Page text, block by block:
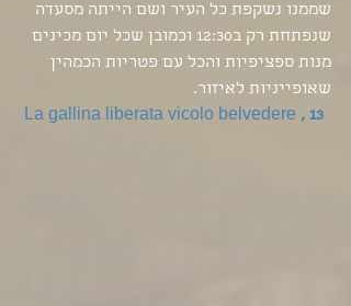
שממנו נשקפת כל העיר ושם הייתה מסעדה
שנפתחת רק ב12:30 וכמובן שכל יום מכינים
מנות ספציפיות והכל עם פטריות הכמהין
שאופייניות לאיזור.
La gallina liberata vicolo belvedere , 13